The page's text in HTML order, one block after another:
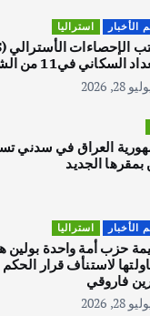
اصبح بطلاً لأستراليا
يوليو 30, 2026
يوليو 30, 2026
المقبل
يوليو 28, 2026
الأخبار استراليا
السكاني في11 من الشهر المقبل
28, 2026
العراق في سدني
بمقرها الجديد
الأخبار استراليا
حزب أمة واحدة بولين
لاستنأف قرار
فاروقي
28, 2026